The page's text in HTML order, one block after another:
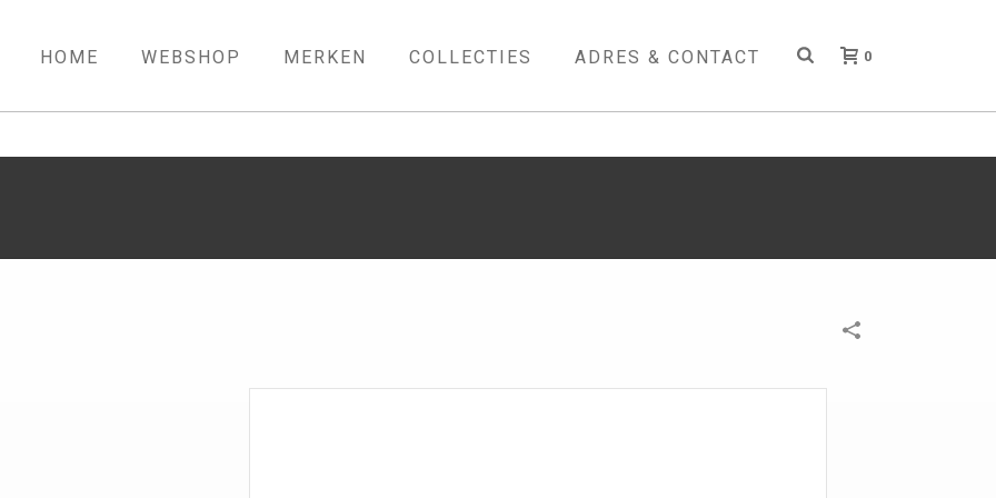
HOME WEBSHOP MERKEN COLLECTIES ADRES & CONTACT 0